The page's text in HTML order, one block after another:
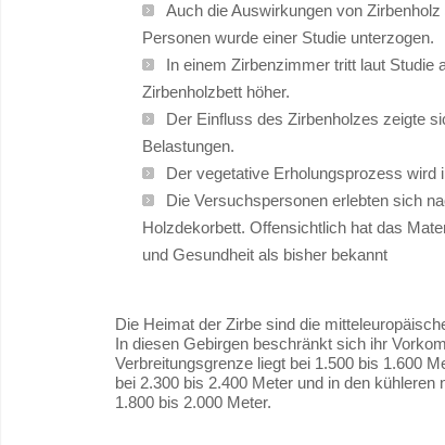
Auch die Auswirkungen von
Personen wurde einer Studie unterzogen.
In einem Zirbenzimmer tritt laut Studie
Zirbenholzbett höher.
Der Einfluss des Zirbenholzes zeigte
Belastungen.
Der vegetative Erholungsprozess wird
Die Versuchspersonen erlebten sich
Holzdekorbett. Offensichtlich hat das
und Gesundheit als bisher bekannt
Die Heimat der Zirbe sind die
In diesen Gebirgen beschränkt sich ihr
Verbreitungsgrenze liegt bei 1.500 bis 1.600
bei 2.300 bis 2.400 Meter und in den
1.800 bis 2.000 Meter.